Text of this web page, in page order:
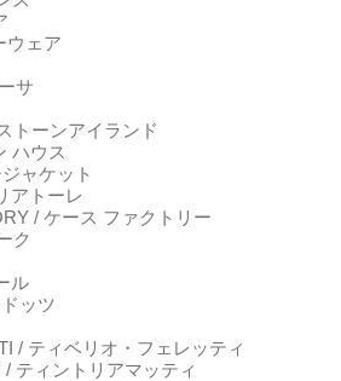
ウェア
サ
トーンアイランド
ハウス
ャケット
アトーレ
/ ケース ファクトリー
ク
ル
ッツ
/ ティベリオ・フェレッティ
ティントリアマッティ